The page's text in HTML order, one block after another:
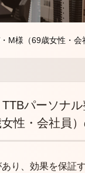
M様（69歳女性・会
TTBパーソナ
性・会社員）
り、効果を保証